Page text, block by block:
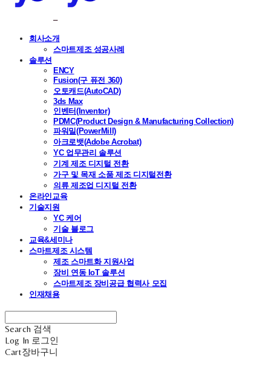
회사소개
스마트제조 성공사례
솔루션
ENCY
Fusion(구 퓨전 360)
오토캐드(AutoCAD)
3ds Max
인벤터(Inventor)
PDMC(Product Design & Manufacturing Collection)
파워밀(PowerMill)
아크로뱃(Adobe Acrobat)
YC 업무관리 솔루션
기계 제조 디지털 전환
가구 및 목재 소품 제조 디지털전환
의류 제조업 디지털 전환
온라인교육
기술지원
YC 케어
기술 블로그
교육&세미나
스마트제조 시스템
제조 스마트화 지원사업
장비 연동 IoT 솔루션
스마트제조 장비공급 협력사 모집
인재채용
Search 검색
Log In 로그인
Cart장바구니